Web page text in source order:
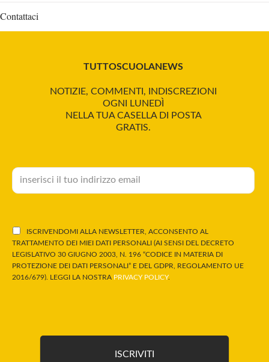
Contattaci
TUTTOSCUOLANEWS
NOTIZIE, COMMENTI, INDISCREZIONI
OGNI LUNEDÌ
NELLA TUA CASELLA DI POSTA
GRATIS.
ISCRIVENDOMI ALLA NEWSLETTER, ACCONSENTO AL
TRATTAMENTO DEI MIEI DATI PERSONALI (AI SENSI DEL DECRETO
LEGISLATIVO 30 GIUGNO 2003, N. 196 “CODICE IN MATERIA DI
PROTEZIONE DEI DATI PERSONALI” E DEL GDPR, REGOLAMENTO UE
2016/679). LEGGI LA NOSTRA PRIVACY POLICY.